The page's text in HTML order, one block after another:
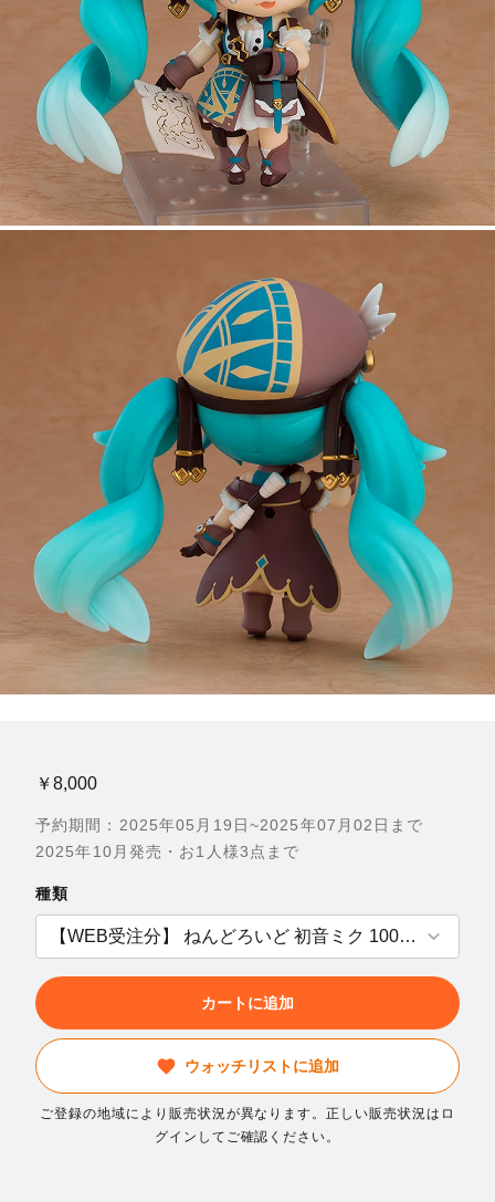
￥8,000
予約期間：2025年05月19日~2025年07月02日まで
2025年10月発売・お1人様3点まで
種類
カートに追加
ウォッチリストに追加
ご登録の地域により販売状況が異なります。正しい販売状況はロ
グインしてご確認ください。